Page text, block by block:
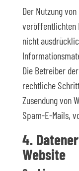
Der Nutzung
veröffentlichten
nicht
Die Betreiber
rechtliche
Zusendung von
Spam-E-Mails,
4.
Website